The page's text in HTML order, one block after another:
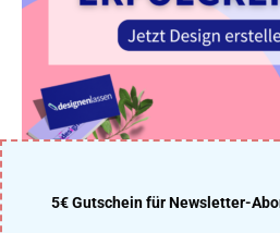
5€ Gutschein für Newsletter-